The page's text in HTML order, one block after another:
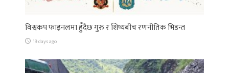
विश्वकप फाइनलमा हुँदैछ गुरु र शिष्यबीच रणनीतिक भिडन्त
19 days ago